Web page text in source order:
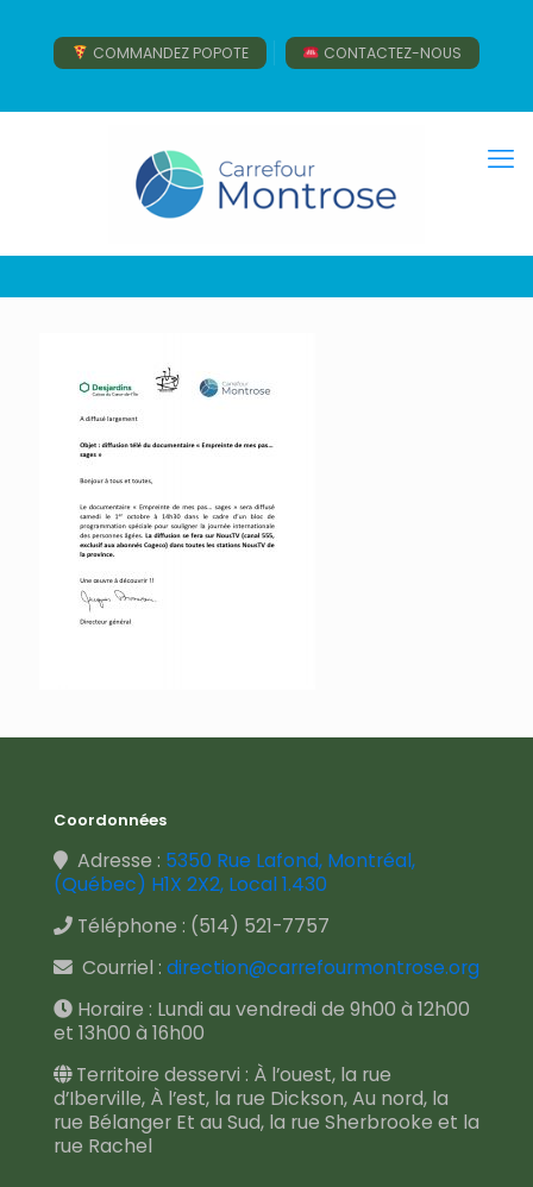
COMMANDEZ POPOTE CONTACTEZ-NOUS
Coordonnées
Adresse : 5350 Rue Lafond, Montréal,
(Québec) H1X 2X2, Local 1.430
Téléphone : (514) 521-7757
Courriel : direction@carrefourmontrose.org
Horaire : Lundi au vendredi de 9h00 à 12h00
et 13h00 à 16h00
Territoire desservi : À l’ouest, la rue
d’Iberville, À l’est, la rue Dickson, Au nord, la
rue Bélanger Et au Sud, la rue Sherbrooke et la
rue Rachel